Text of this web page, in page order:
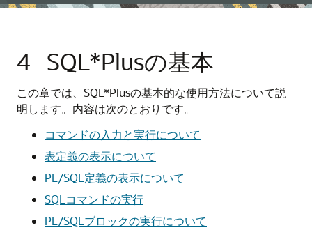
4 SQL*Plusの基本
この章では、SQL*Plusの基本的な使用方法について説
明します。内容は次のとおりです。
コマンドの入力と実行について
表定義の表示について
PL/SQL定義の表示について
SQLコマンドの実行
PL/SQLブロックの実行について